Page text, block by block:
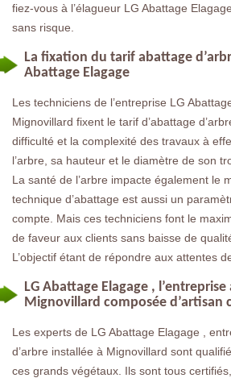
fiez-vous à l’élagueur LG Abattage
sans risque.
La fixation du tarif abattage
Abattage Elagage
Les techniciens de l’entreprise LG
Mignovillard fixent le tarif d’abattage
difficulté et la complexité des travaux à
l’arbre, sa hauteur et le diamètre de son
La santé de l’arbre impacte également le
technique d’abattage est aussi un
compte. Mais ces techniciens font le
de faveur aux clients sans baisse de
L’objectif étant de répondre aux attentes
LG Abattage Elagage ,
Mignovillard composée d’artisan
Les experts de LG Abattage Elagage ,
d’arbre installée à Mignovillard sont
ces grands végétaux. Ils sont tous